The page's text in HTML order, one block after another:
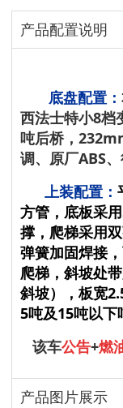
产品配置说明
底盘配置：
西法士特小8档
吨后桥，
调、原厂ABS
上装配置：
方管，底板采
撑，爬梯采用
弹簧加固焊接
爬梯，斜坡处
斜坡），板宽
5吨及15吨以下
该车公告+燃
产品图片展示